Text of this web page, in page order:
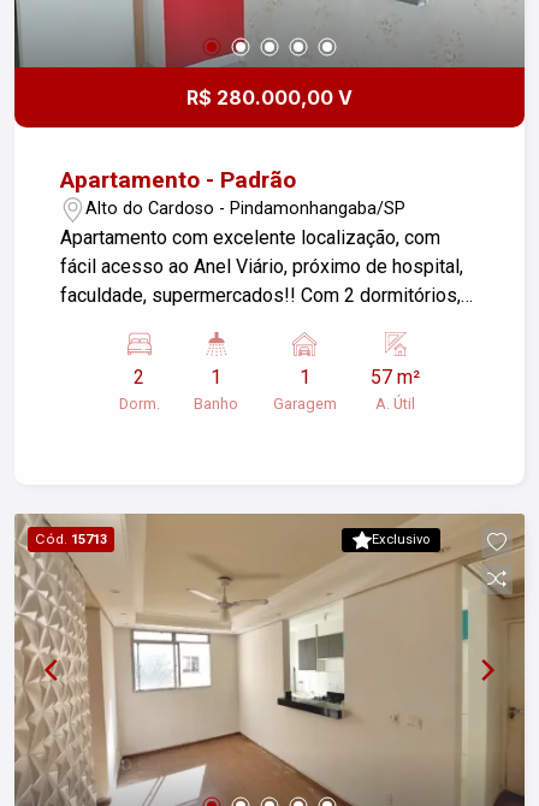
local que une comodidade, segurança e lazer.
Agende sua visita e venha conhecer seu novo lar!
R$ 280.000,00 V
Apartamento - Padrão
Alto do Cardoso - Pindamonhangaba/SP
Apartamento com excelente localização, com
fácil acesso ao Anel Viário, próximo de hospital,
faculdade, supermercados!! Com 2 dormitórios,
embutidos, sacada e 1 vaga de garagem. Aceita
veículo como parte de pagamento.
2
Dorm.
1
Banho
1
Garagem
57 m²
A. Útil
Exclusivo
Cód. 15713